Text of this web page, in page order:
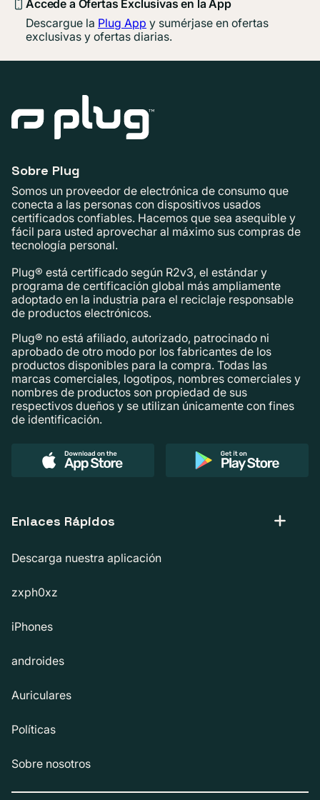
Accede a Ofertas Exclusivas en la App
Descargue la Plug App y sumérjase en ofertas
exclusivas y ofertas diarias.
Sobre Plug
Somos un proveedor de electrónica de consumo que
conecta a las personas con dispositivos usados ​​
certificados confiables. Hacemos que sea asequible y
fácil para usted aprovechar al máximo sus compras de
tecnología personal.
Plug® está certificado según R2v3, el estándar y
programa de certificación global más ampliamente
adoptado en la industria para el reciclaje responsable
de productos electrónicos.
Plug® no está afiliado, autorizado, patrocinado ni
aprobado de otro modo por los fabricantes de los
productos disponibles para la compra. Todas las
marcas comerciales, logotipos, nombres comerciales y
nombres de productos son propiedad de sus
respectivos dueños y se utilizan únicamente con fines
de identificación.
Enlaces Rápidos
Descarga nuestra aplicación
zxph0xz
iPhones
androides
Auriculares
Políticas
Sobre nosotros